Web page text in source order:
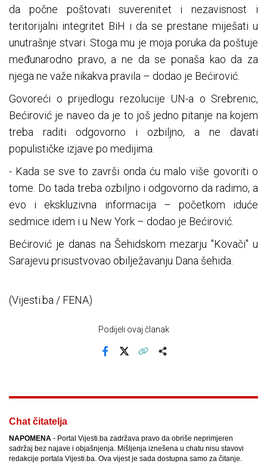
da počne poštovati suverenitet i nezavisnost i
teritorijalni integritet BiH i da se prestane miješati u
unutrašnje stvari. Stoga mu je moja poruka da poštuje
međunarodno pravo, a ne da se ponaša kao da za
njega ne važe nikakva pravila – dodao je Bećirović.
Govoreći o prijedlogu rezolucije UN-a o Srebrenic,
Bećirović je naveo da je to još jedno pitanje na kojem
treba raditi odgovorno i ozbiljno, a ne davati
populističke izjave po medijima.
- Kada se sve to završi onda ću malo više govoriti o
tome. Do tada treba ozbiljno i odgovorno da radimo, a
evo i ekskluzivna informacija – početkom iduće
sedmice idem i u New York – dodao je Bećirović.
Bećirović je danas na Šehidskom mezarju "Kovači" u
Sarajevu prisustvovao obilježavanju Dana šehida.
(Vijesti.ba / FENA)
Podijeli ovaj članak
Chat čitatelja
NAPOMENA - Portal Vijesti.ba zadržava pravo da obriše neprimjeren
sadržaj bez najave i objašnjenja. Mišljenja iznešena u chatu nisu stavovi
redakcije portala Vijesti.ba. Ova vijest je sada dostupna samo za čitanje.